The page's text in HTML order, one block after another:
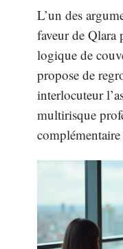
L’un des
faveur de Qlara
logique de
propose de
interlocuteur
multirisque